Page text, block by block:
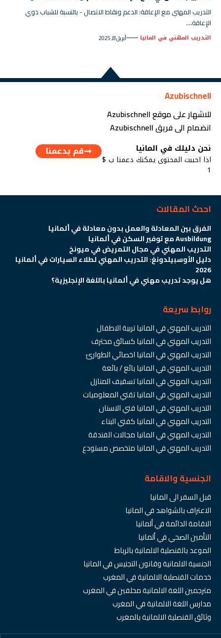
التدريب المهني مع الإعاقة: الدعم ونقاط الاتصال - بالنسبة للشباب ذوي
الإعاقة،…
التدريب المهني في المانيا أبريل 8, 2025
Azubischnell
للاشهار على موقع Azubischnell
انضمام الى فريق Azubischnell
نحن دليلك في المانيا
اذا احببت المحتوى يمكنك دعمنا ب $
1
قم بدعمنا
احدث المقالات
الفرق بين المعادلة والعمل بدون معادلة في ألمانيا
Ausbildung مع توفير السكن في ألمانيا
التدريب المهني في مجال التمريض في ميونخ
دليل الأوسبيلدونغ: التدريب المهني لطلاء السيارات في ألمانيا
2026
هل يوجد تدريب مهني في ألمانيا باللغة الإنجليزية؟
روابط سريعة
التدريب المهني في المانيا تربية الاطفال
التدريب المهني في المانيا كسائق محترف
التدريب المهني في المانيا اخصائي الطوارئ
التدريب المهني في المانيا بائع / بائعة
التدريب المهني في المانيا تسقيف المنازل
التدريب المهني في المانيا تقني المعلوميات
التدريب المهني في المانيا فني الاسنان
التدريب المهني في المانيا كفني البناء
التدريب المهني في المانيا مجالات الفندقة
التدريب المهني في المانيا متخصص مستودع
الجنسية والاقامة
قبل السفر الى المانيا
الاعتراف بالشواهد في المانيا
الاقامة الدائمة في ألمانيا
التأمين الصحي في ألمانيا
الموعد بالقنصلية الالمانية بالرباط
الجنسية الالمانية وقانون التجنيس في المانيا
خدمات القنصلية الالمانية في المغرب
مترجمين اللغة الالمانية محلفين في المغرب
مدارس اللغة الالمانية في المغرب
وثائق القنصلية الالمانية بالمغرب